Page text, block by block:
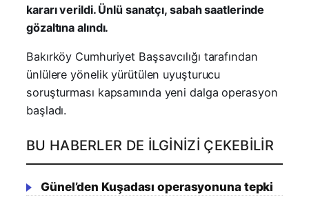
kararı verildi. Ünlü sanatçı, sabah saatlerinde
gözaltına alındı.
Bakırköy Cumhuriyet Başsavcılığı tarafından
ünlülere yönelik yürütülen uyuşturucu
soruşturması kapsamında yeni dalga operasyon
başladı.
BU HABERLER DE İLGINIZI ÇEKEBILIR
Günel’den Kuşadası operasyonuna tepki